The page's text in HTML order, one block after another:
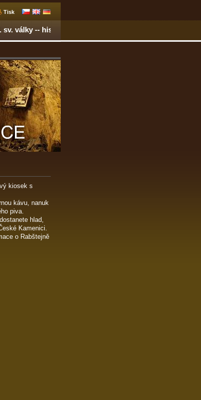
Tisk
války -- historie, artefakty
kiosek s
kávu, nanuk
piva.
hlad,
Kamenici.
o Rabštejně